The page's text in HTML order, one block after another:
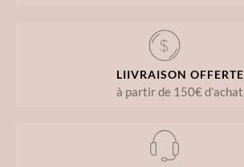
LIIVRAISON OFFERTE
à partir de 150€ d’achat